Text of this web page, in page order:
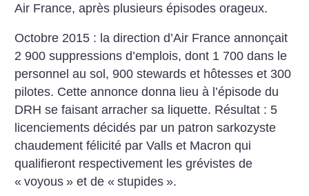
Air France, après plusieurs épisodes orageux.
Octobre 2015 : la direction d’Air France annonçait
2 900 suppressions d’emplois, dont 1 700 dans le
personnel au sol, 900 stewards et hôtesses et 300
pilotes. Cette annonce donna lieu à l’épisode du
DRH se faisant arracher sa liquette. Résultat : 5
licenciements décidés par un patron sarkozyste
chaudement félicité par Valls et Macron qui
qualifieront respectivement les grévistes de
« voyous » et de « stupides ».